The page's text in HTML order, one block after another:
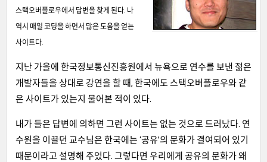
스택오버플로우에서 답변을 찾게 된다. 나
역시 매일 코딩을 하면서 많은 도움을 얻는
사이트다.
지난 가을에 한국정보통신진흥원에서 뉴욕으로 연수를 보낸 젊은
개발자들을 상대로 강연을 할 때, 한국에도 스택오버플로우와 같
은 사이트가 있는지 물어본 적이 있다.
내가 들은 답변에 의하면 그런 사이트는 없는 것으로 드러났다. 연
수원을 이끌던 교수님은 한국에는 ‘공유’의 문화가 결여되어 있기
때문이라고 설명해 주었다. 그렇다면 우리에게 공유의 문화가 왜